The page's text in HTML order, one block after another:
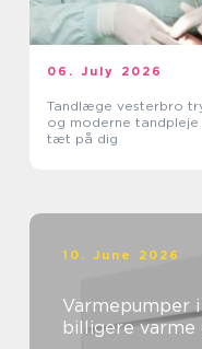
06. July 2026
Tandlæge vesterbro tryg
og moderne tandpleje
tæt på dig
10. June 2026
Varmepumper
billigere varme